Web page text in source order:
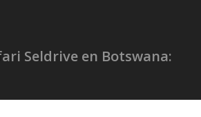
Seldrive en Botswana: